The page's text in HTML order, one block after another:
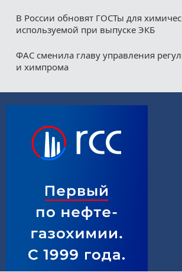
В России обновят ГОСТы для
используемой при выпуске ЭКБ
ФАС сменила главу управления
и химпрома